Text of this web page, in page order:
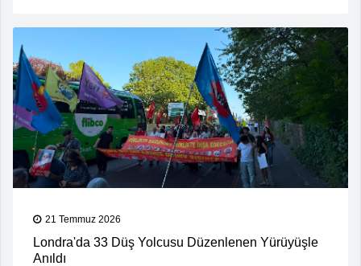
21 Temmuz 2026
Londra'da 33 Düş Yolcusu Düzenlenen Yürüyüşle
Anıldı